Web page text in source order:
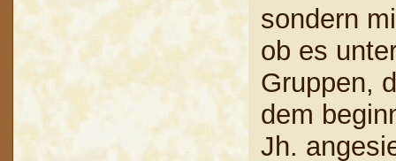
sondern
ob es
Gruppen,
dem
Jh.